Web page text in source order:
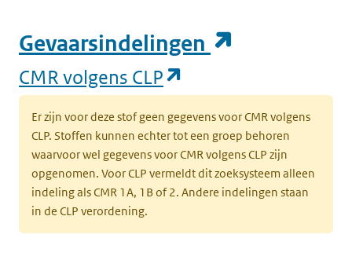
Gevaarsindelingen
CMR volgens CLP
Er zijn voor deze stof geen gegevens voor CMR volgens
CLP. Stoffen kunnen echter tot een groep behoren
waarvoor wel gegevens voor CMR volgens CLP zijn
opgenomen. Voor CLP vermeldt dit zoeksysteem alleen
indeling als CMR 1A, 1B of 2. Andere indelingen staan
in de CLP verordening.